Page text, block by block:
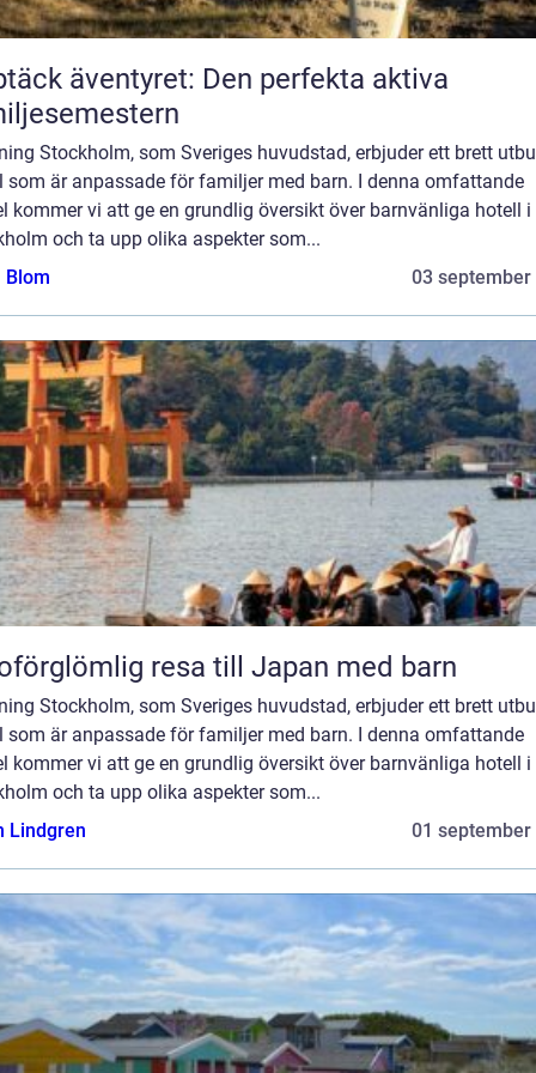
äventyret: Den perfekta aktiva
Stockholm, som Sveriges huvudstad, erbjuder ett brett
som är anpassade för familjer med barn. I denna omfattande
kommer vi att ge en grundlig översikt över barnvänliga hotell i
och ta upp olika aspekter som...
Blom
03 september
resa till Japan med barn
Stockholm, som Sveriges huvudstad, erbjuder ett brett
som är anpassade för familjer med barn. I denna omfattande
kommer vi att ge en grundlig översikt över barnvänliga hotell i
och ta upp olika aspekter som...
Lindgren
01 september